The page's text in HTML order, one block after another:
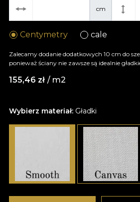
Wybierz materiał: Gładki
cm
Centymetry cale
Zalecamy dodanie dodatkowych 10 cm do
ponieważ ściany nie zawsze są idealnie
155,46 zł / m2